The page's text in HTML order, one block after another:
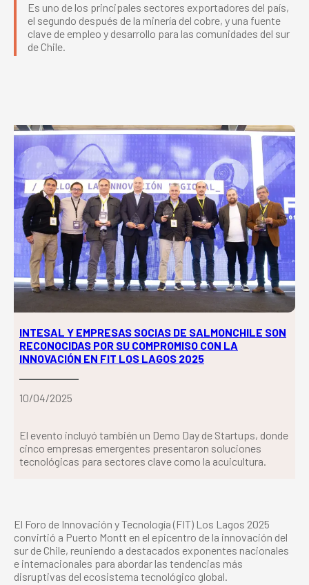
Es uno de los principales sectores exportadores del país,
el segundo después de la minería del cobre, y una fuente
clave de empleo y desarrollo para las comunidades del sur
de Chile.
INTESAL Y EMPRESAS SOCIAS DE SALMONCHILE SON
RECONOCIDAS POR SU COMPROMISO CON LA
INNOVACIÓN EN FIT LOS LAGOS 2025
10/04/2025
El evento incluyó también un Demo Day de Startups, donde
cinco empresas emergentes presentaron soluciones
tecnológicas para sectores clave como la acuicultura.
El Foro de Innovación y Tecnología (FIT) Los Lagos 2025
convirtió a Puerto Montt en el epicentro de la innovación del
sur de Chile, reuniendo a destacados exponentes nacionales
e internacionales para abordar las tendencias más
disruptivas del ecosistema tecnológico global.